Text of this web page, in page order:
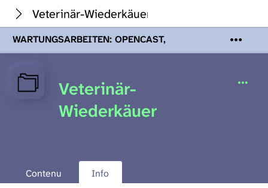
Veterinär-Wiederkäuer
WARTUNGSARBEITEN: OPENCAST,
PODCASTS & TOBIRA
Mi 19. August
Wartungsarbeiten an den Opencast-
Servern werden Ihnen Podcasts,
Opencast-Videos und Tobira nicht zur
Verfügung stehen. Kontakt:
Veterinär-
Wiederkäuer
Contenu Info